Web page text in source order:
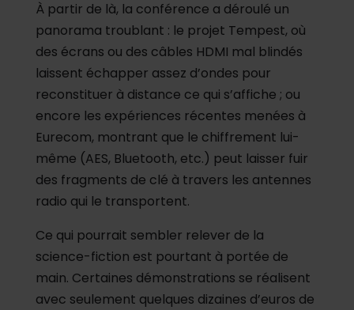
À partir de là, la conférence a déroulé un
panorama troublant : le projet Tempest, où
des écrans ou des câbles HDMI mal blindés
laissent échapper assez d’ondes pour
reconstituer à distance ce qui s’affiche ; ou
encore les expériences récentes menées à
Eurecom, montrant que le chiffrement lui-
même (AES, Bluetooth, etc.) peut laisser fuir
des fragments de clé à travers les antennes
radio qui le transportent.
Ce qui pourrait sembler relever de la
science-fiction est pourtant à portée de
main. Certaines démonstrations se réalisent
avec seulement quelques dizaines d’euros de